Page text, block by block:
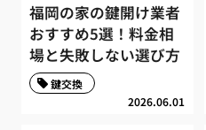
福岡の家の鍵開け業者
おすすめ5選！料金相
場と失敗しない選び方
2026.06.01
鍵交換